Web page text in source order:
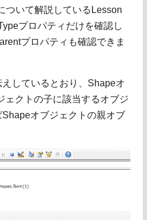
ついて解説しているLesson
プロパティだけを確認し
プロパティも確認できま
しているとおり、Shapeオ
ェクトの子に該当するオブジ
オブジェクトの親オブ